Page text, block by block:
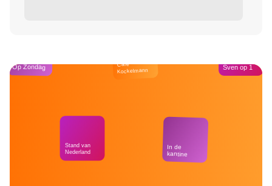
Op Zondag
Stand van
Nederland
Café
Kockelmann
In de
kantine
Sven op 1